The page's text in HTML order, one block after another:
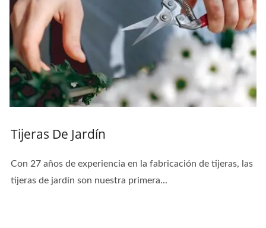
Tijeras De Jardín
Con 27 años de experiencia en la fabricación de tijeras, las
tijeras de jardín son nuestra primera...